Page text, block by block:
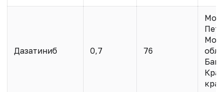
Дазатиниб 0,7 76
обл.,